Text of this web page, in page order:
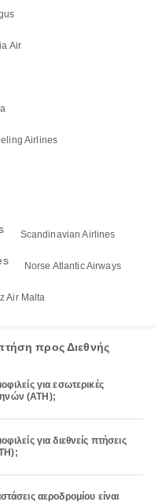
Air
Airlines
Scandinavian Airlines
Norse Atlantic Airways
Air Malta
προς Διεθνής
για εσωτερικές
(ATH);
για διεθνείς πτήσεις
αεροδρομίου είναι